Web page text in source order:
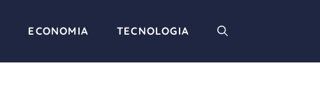
ECONOMIA TECNOLOGIA